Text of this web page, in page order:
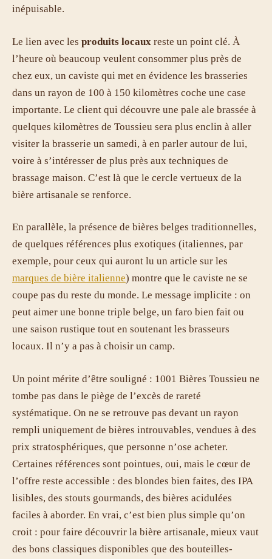
inépuisable.
Le lien avec les produits locaux reste un point clé. À
l’heure où beaucoup veulent consommer plus près de
chez eux, un caviste qui met en évidence les brasseries
dans un rayon de 100 à 150 kilomètres coche une case
importante. Le client qui découvre une pale ale brassée à
quelques kilomètres de Toussieu sera plus enclin à aller
visiter la brasserie un samedi, à en parler autour de lui,
voire à s’intéresser de plus près aux techniques de
brassage maison. C’est là que le cercle vertueux de la
bière artisanale se renforce.
En parallèle, la présence de bières belges traditionnelles,
de quelques références plus exotiques (italiennes, par
exemple, pour ceux qui auront lu un article sur les
marques de bière italienne) montre que le caviste ne se
coupe pas du reste du monde. Le message implicite : on
peut aimer une bonne triple belge, un faro bien fait ou
une saison rustique tout en soutenant les brasseurs
locaux. Il n’y a pas à choisir un camp.
Un point mérite d’être souligné : 1001 Bières Toussieu ne
tombe pas dans le piège de l’excès de rareté
systématique. On ne se retrouve pas devant un rayon
rempli uniquement de bières introuvables, vendues à des
prix stratosphériques, que personne n’ose acheter.
Certaines références sont pointues, oui, mais le cœur de
l’offre reste accessible : des blondes bien faites, des IPA
lisibles, des stouts gourmands, des bières acidulées
faciles à aborder. En vrai, c’est bien plus simple qu’on
croit : pour faire découvrir la bière artisanale, mieux vaut
des bons classiques disponibles que des bouteilles-